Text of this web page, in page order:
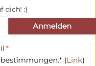
dich! :)
(Link)